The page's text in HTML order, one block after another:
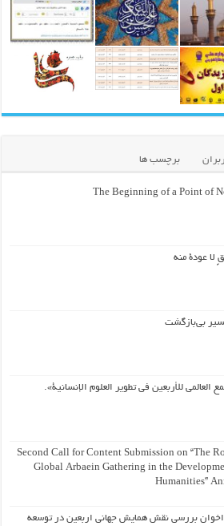
برچسب ها
The Beginning of a Point of
لا عودة منه
بی‌بازگشت
العالمي للأربعين في تطوير العلوم الإنسانية».
Second Call for Content Submission on “The
Global Arbaein Gathering in the
Humanities”
بررسی نقش همایش جهانی اربعین در توسعه